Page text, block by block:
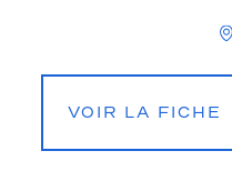
VOIR LA FICHE